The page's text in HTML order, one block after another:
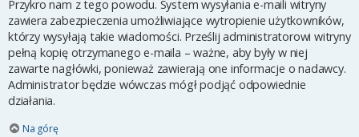
Przykro nam z tego powodu. System wysyłania e-maili witryny
zawiera zabezpieczenia umożliwiające wytropienie użytkowników,
którzy wysyłają takie wiadomości. Prześlij administratorowi witryny
pełną kopię otrzymanego e-maila – ważne, aby były w niej
zawarte nagłówki, ponieważ zawierają one informacje o nadawcy.
Administrator będzie wówczas mógł podjąć odpowiednie
działania.
Na górę